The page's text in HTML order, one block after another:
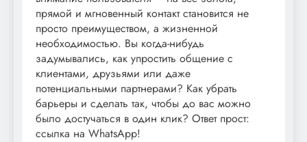
прямой и мгновенный контакт становится не
просто преимуществом, а жизненной
необходимостью. Вы когда-нибудь
задумывались, как упростить общение с
клиентами, друзьями или даже
потенциальными партнерами? Как убрать
барьеры и сделать так, чтобы до вас можно
было достучаться в один клик? Ответ прост:
ссылка на WhatsApp!